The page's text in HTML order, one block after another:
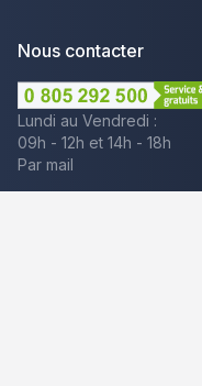
Nous contacter
Lundi au Vendredi :
09h - 12h et 14h - 18h
Par mail